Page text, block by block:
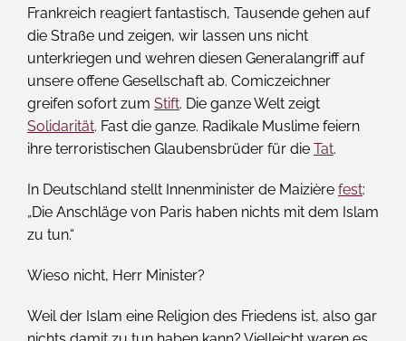
Frankreich reagiert fantastisch, Tausende gehen auf
die Straße und zeigen, wir lassen uns nicht
unterkriegen und wehren diesen Generalangriff auf
unsere offene Gesellschaft ab. Comiczeichner
greifen sofort zum Stift. Die ganze Welt zeigt
Solidarität. Fast die ganze. Radikale Muslime feiern
ihre terroristischen Glaubensbrüder für die Tat.
In Deutschland stellt Innenminister de Maizière fest:
„Die Anschläge von Paris haben nichts mit dem Islam
zu tun.“
Wieso nicht, Herr Minister?
Weil der Islam eine Religion des Friedens ist, also gar